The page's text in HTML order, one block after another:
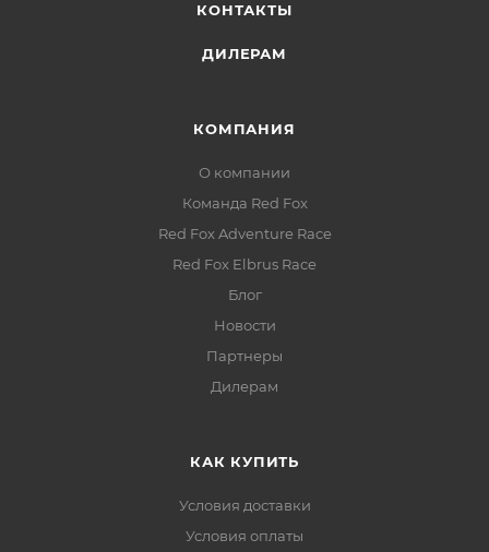
КОНТАКТЫ
ДИЛЕРАМ
КОМПАНИЯ
О компании
Команда Red Fox
Red Fox Adventure Race
Red Fox Elbrus Race
Блог
Новости
Партнеры
Дилерам
КАК КУПИТЬ
Условия доставки
Условия оплаты